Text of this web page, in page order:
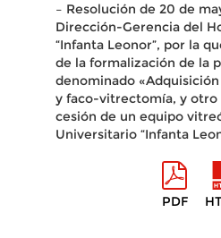
– Resolución de 20 de
Dirección-Gerencia del
“Infanta Leonor”, por la
de la formalización de la
denominado
y faco-vitrectomía, y
cesión de un equipo
Universitario “Infanta
PDF